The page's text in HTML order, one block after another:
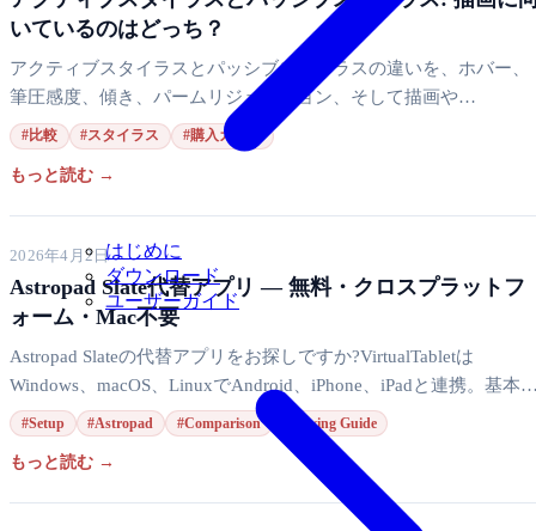
はじめに
ダウンロード
ユーザーガイド
いているのはどっち？
アクティブスタイラスとパッシブスタイラスの違いを、ホバー、
筆圧感度、傾き、パームリジェクション、そして描画や
VirtualTablet に最適なスタイラスの種類まで含めて学べます。
#比較 #スタイラス #購入ガイド
もっと読む →
2026年4月2日
Astropad Slate代替アプリ — 無料・クロスプラットフ
ォーム・Mac不要
Astropad Slateの代替アプリをお探しですか?VirtualTabletは
Windows、macOS、LinuxでAndroid、iPhone、iPadと連携。基本
画は無料、有料プランは月額$1.99から、Macは不要です。
#Setup #Astropad #Comparison #Buying Guide
もっと読む →